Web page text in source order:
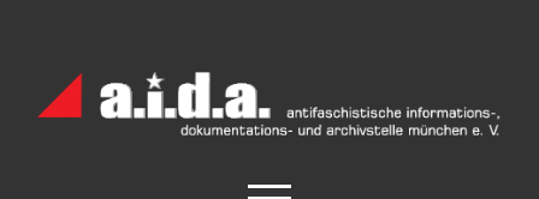
Archiv
München
open